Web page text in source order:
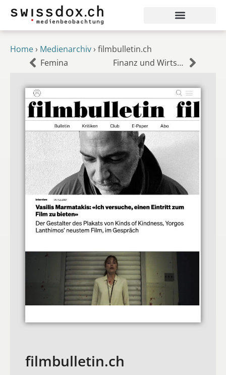
Home› Medienarchiv› filmbulletin.ch
Femina
Finanz und Wirtschaft
filmbulletin.ch